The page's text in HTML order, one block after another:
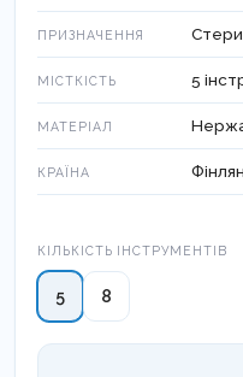
ПРИЗНАЧЕННЯ
МІСТКІСТЬ 5
МАТЕРІАЛ
КРАЇНА
КІЛЬКІСТЬ ІНСТРУМЕНТІВ
5 8